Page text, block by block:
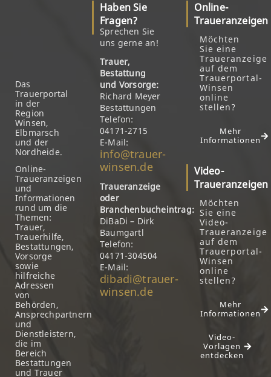
Das
Trauerportal
in der
Region
Winsen,
Elbmarsch
und der
Nordheide.
Online-
Traueranzeigen
und
Informationen
rund um die
Themen:
Trauer,
Trauerhilfe,
Bestattungen,
Vorsorge
sowie
hilfreiche
Adressen
von
Behörden,
Ansprechpartnern
und
Dienstleistern,
die im
Bereich
Bestattungen
und Trauer
Haben Sie
Fragen?
Sprechen Sie
uns gerne an!
Trauer,
Bestattung
und Vorsorge:
Richard Meyer
Bestattungen
Telefon:
04171-2715
E-Mail:
info@trauer-
winsen.de
Traueranzeige
oder
Branchenbucheintrag:
DiBaDi – Dirk
Baumgartl
Telefon:
04171-304504
E-Mail:
dibadi@trauer-
winsen.de
Online-
Traueranzeigen
Möchten
Sie eine
Traueranzeige
auf dem
Trauerportal-
Winsen
online
stellen?
Mehr
Informationen
Video-
Traueranzeigen
Möchten
Sie eine
Video-
Traueranzeige
auf dem
Trauerportal-
Winsen
online
stellen?
Mehr
Informationen
Video-
Vorlagen
entdecken